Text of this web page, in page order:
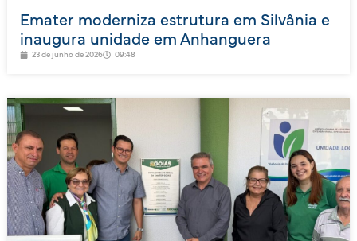
Emater moderniza estrutura em Silvânia e
inaugura unidade em Anhanguera
23 de junho de 2026 09:48